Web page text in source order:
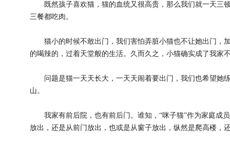
既然孩子喜欢猫，猫的血统又很高贵，那么我们就一天三
三餐都吃肉。
猫小的时候不敢出门，我们害怕弄脏小猫也不让她出门，
的喝辣的，过着天堂般的生活。久而久之，小猫确实成了我家
问题是猫一天天长大，一天天闹着要出门，我们也希望她
山。
我家有前后院，也有前后门。谁知，“咪子猫”作为家庭成
放出，还是从前门放出，也或是从窗子放出，纵然是爬高楼，